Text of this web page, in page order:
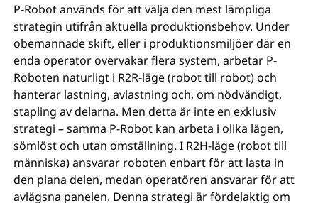
P-Robot används för att välja den mest lämpliga
strategin utifrån aktuella produktionsbehov. Under
obemannade skift, eller i produktionsmiljöer där en
enda operatör övervakar flera system, arbetar P-
Roboten naturligt i R2R-läge (robot till robot) och
hanterar lastning, avlastning och, om nödvändigt,
stapling av delarna. Men detta är inte en exklusiv
strategi – samma P-Robot kan arbeta i olika lägen,
sömlöst och utan omställning. I R2H-läge (robot till
människa) ansvarar roboten enbart för att lasta in
den plana delen, medan operatören ansvarar för att
avlägsna panelen. Denna strategi är fördelaktig om